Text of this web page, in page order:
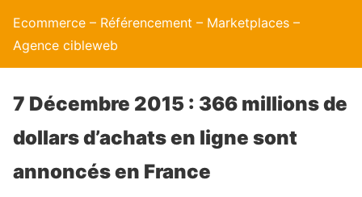
Ecommerce – Référencement – Marketplaces –
Agence cibleweb
7 Décembre 2015 : 366 millions de
dollars d’achats en ligne sont
annoncés en France